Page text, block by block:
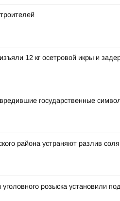
12 кг осетровой икры и
государственные
района устраняют разлив
розыска установили